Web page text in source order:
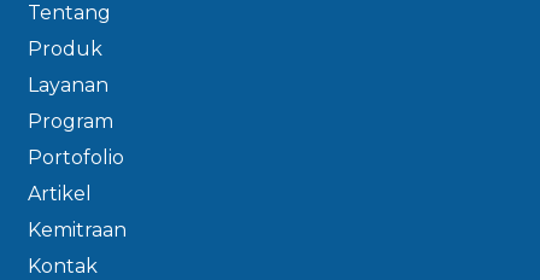
Tentang
Produk
Layanan
Program
Portofolio
Artikel
Kemitraan
Kontak